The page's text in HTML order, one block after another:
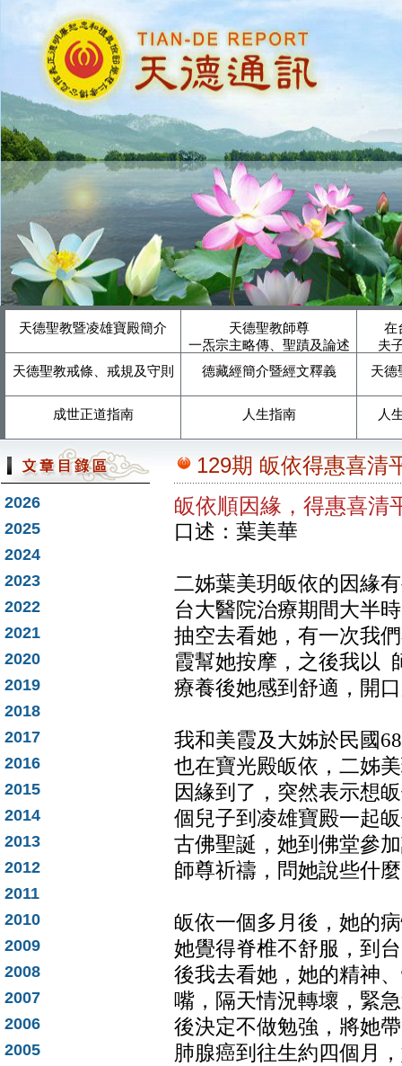
天德聖教暨凌雄寶殿簡介
天德聖教師尊
一炁宗主略傳、聖蹟及論述
在
夫
天德聖教戒條、戒規及守則
德藏經簡介暨經文釋義 天德
成世正道指南 人生指南 人
2026
2025
2024
2023
2022
2021
2020
2019
2018
2017
2016
2015
2014
2013
2012
2011
2010
2009
2008
2007
2006
2005
129期 皈依得惠喜清
皈依順因緣，得惠喜清
口述：葉美華
二姊葉美玥皈依的因緣
台大醫院治療期間大半
抽空去看她，有一次我
霞幫她按摩，之後我以
療養後她感到舒適，開
我和美霞及大姊於民國
也在寶光殿皈依，二姊
因緣到了，突然表示想
個兒子到凌雄寶殿一起
古佛聖誕，她到佛堂參
師尊祈禱，問她說些什
皈依一個多月後，她的
她覺得脊椎不舒服，到
後我去看她，她的精神
嘴，隔天情況轉壞，緊
後決定不做勉強，將她
肺腺癌到往生約四個月